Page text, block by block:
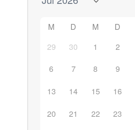
Office 365
M D M D
29
30 1 2
6
7 8 9
13
14 15 16
20
21 22 23